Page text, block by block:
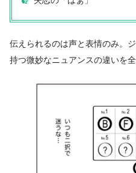
伝えられるのは声と表情のみ。
持つ微妙なニュアンスの違いを